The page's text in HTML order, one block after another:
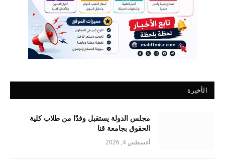
الأخيرة
مجلس الدولة يستقبل وفدًا من طلاب كلية
الحقوق بجامعة قنا
أغسطس 4, 2026